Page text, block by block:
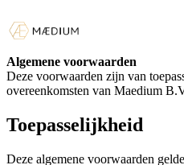
Algemene voorwaarden
Deze voorwaarden zijn van
overeenkomsten van Maedium
Toepasselijkheid
Deze algemene voorwaarden